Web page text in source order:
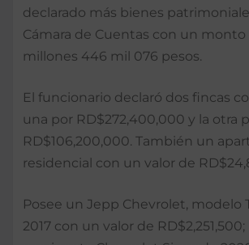
declarado más bienes
Cámara de Cuentas con un monto
millones 446 mil 076 pesos.
El funcionario declaró dos fincas
una por RD$272,400,000 y la otra
RD$106,200,000. También un
residencial con un valor de
Posee un Jepp Chevrolet, modelo
2017 con un valor de RD$2,251,500;